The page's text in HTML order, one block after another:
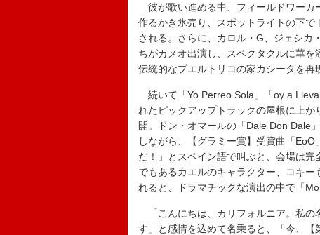
彼が歌い進める中、フィールドワーカ
作るかき氷売り、スポットライトの下
される。さらに、カロル・G、ジェシカ
ちがカメオ出演し、スペクタクルに華
伝統的なプエルトリコの家カシータを再
続いて「Yo Perreo Sola」「oy a
れたピックアップトラックの屋根に上
開。ドン・オマールの「Dale Don Dale
しながら、【グラミー賞】受賞曲「
だ！」とスペイン語で叫ぶと、会場は
でもあるカエルのキャラクター、コキ
れると、ドラマチックな演出の中で「
「こんにちは、カリフォルニア。私の
す」と感情を込めて名乗ると、「今、